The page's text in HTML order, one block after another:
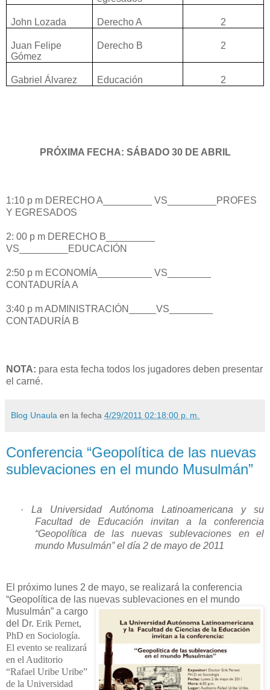
John Lozada Derecho A 2
Juan Felipe
Gómez
Derecho B 2
Gabriel Álvarez Educación 2
PRÓXIMA FECHA: SÁBADO 30 DE ABRIL
1:10 p m DERECHO A_________ VS_________PROFES
Y EGRESADOS
2: 00 p m DERECHO B_________
VS_________EDUCACIÓN
2:50 p m ECONOMÍA__________ VS________
CONTADURÍA A
3:40 p mADMINISTRACIÓN_____VS________
CONTADURÍA B
NOTA: para esta fecha todos los jugadores deben presentar
el carné.
Blog Unaula en la fecha 4/29/2011 02:18:00 p. m.
Conferencia “Geopolítica de las nuevas
sublevaciones en el mundo Musulmán”
·
La Universidad Autónoma Latinoamericana y su
Facultad de Educación invitan a la conferencia
“Geopolítica de las nuevas sublevaciones en el
mundo Musulmán” el día 2 de mayo de 2011
El próximo lunes 2 de mayo, se realizará la conferencia
“Geopolítica de las nuevas sublevaciones en el mundo
Musulmán” a cargo
del Dr. Erik Pernet,
PhD en Sociología.
El evento se realizará
en el Auditorio
“Rafael Uribe Uribe”
de la Universidad